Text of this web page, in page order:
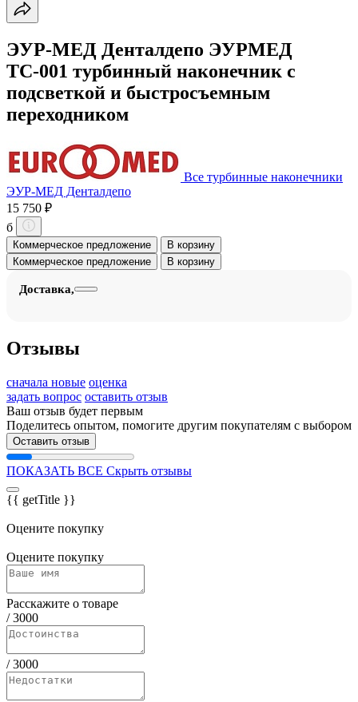
ЭУР-МЕД Денталдепо ЭУРМЕД
ТС-001 турбинный наконечник с
подсветкой и быстросъемным
переходником
Все турбинные наконечники
ЭУР-МЕД Денталдепо
15 750 ₽
б
Коммерческое предложение
В корзину
Коммерческое предложение
В корзину
Доставка,
Отзывы
сначала новые оценка
задать вопрос оставить отзыв
Ваш отзыв будет первым
Поделитесь опытом, помогите другим покупателям с выбором
Оставить отзыв
ПОКАЗАТЬ ВСЕ Скрыть отзывы
{{ getTitle }}
Оцените покупку
Оцените покупку
Расскажите о товаре
/3000
/3000